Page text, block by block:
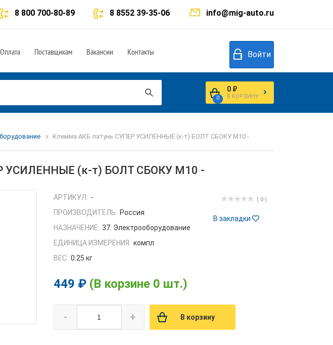
info@mig-auto.ru
8 8552 39-35-06
8 800 700-80-89
Оплата Поставщикам Вакансии Контакты Войти
0
0 ₽
В КОРЗИНУ
Клемма АКБ латунь СУПЕР УСИЛЕННЫЕ (к-т) БОЛТ СБОКУ М10 -
УСИЛЕННЫЕ (к-т) БОЛТ СБОКУ М10 -
( 0 )
В закладки
АРТИКУЛ: -
ПРОИЗВОДИТЕЛЬ: Россия
НАЗНАЧЕНИЕ: 37. Электрооборудование
ЕДИНИЦА ИЗМЕРЕНИЯ: компл
ВЕС: 0.25 кг
449 ₽ (В корзине 0 шт.)
- + В корзину